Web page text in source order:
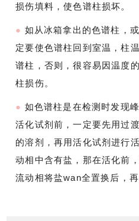
损伤填料，使色谱柱损坏。
● 如从冰箱拿出的色谱柱，
定要使色谱柱回到室温，柱
谱柱，否则，很容易因温度
柱损伤。
● 如色谱柱是在检测时发现
活化试剂前，一定要先用过
的溶剂，再用活化试剂进行
动相中含有盐，那在活化前
流动相将盐wan全置换后，